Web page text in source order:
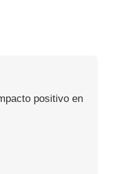
positivo en